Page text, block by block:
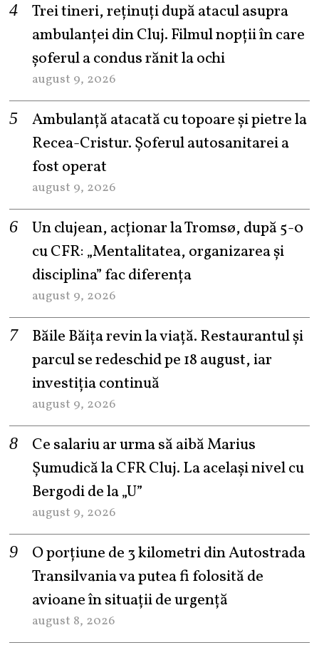
Trei tineri, reținuți după atacul asupra
ambulanței din Cluj. Filmul nopții în care
șoferul a condus rănit la ochi
august 9, 2026
Ambulanță atacată cu topoare și pietre la
Recea-Cristur. Șoferul autosanitarei a
fost operat
august 9, 2026
Un clujean, acționar la Tromsø, după 5-0
cu CFR: „Mentalitatea, organizarea și
disciplina” fac diferența
august 9, 2026
Băile Băița revin la viață. Restaurantul și
parcul se redeschid pe 18 august, iar
investiția continuă
august 9, 2026
Ce salariu ar urma să aibă Marius
Șumudică la CFR Cluj. La același nivel cu
Bergodi de la „U”
august 9, 2026
O porțiune de 3 kilometri din Autostrada
Transilvania va putea fi folosită de
avioane în situații de urgență
august 8, 2026